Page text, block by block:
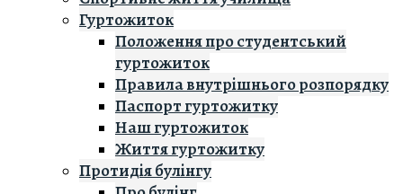
Гуртожиток
Положення про студентський
гуртожиток
Правила внутрішнього розпорядку
Паспорт гуртожитку
Наш гуртожиток
Життя гуртожитку
Протидія булінгу